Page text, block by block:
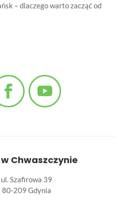
– dlaczego warto zacząć od
Chwaszczynie
ul. Szafirowa 39
80-209 Gdynia